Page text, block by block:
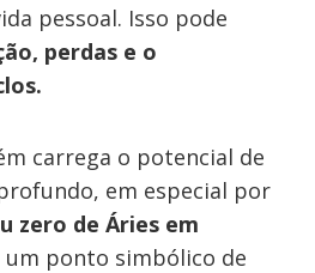
pessoal. Isso pode
perdas e o
carrega o potencial de
em especial por
zero de Áries em
um ponto simbólico de